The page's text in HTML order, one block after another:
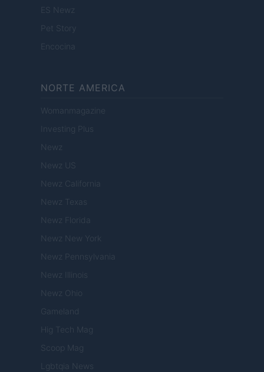
ES Newz
Pet Story
Encocina
NORTE AMERICA
Womanmagazine
Investing Plus
Newz
Newz US
Newz California
Newz Texas
Newz Florida
Newz New York
Newz Pennsylvania
Newz Illinois
Newz Ohio
Gameland
Hig Tech Mag
Scoop Mag
Lgbtqia News